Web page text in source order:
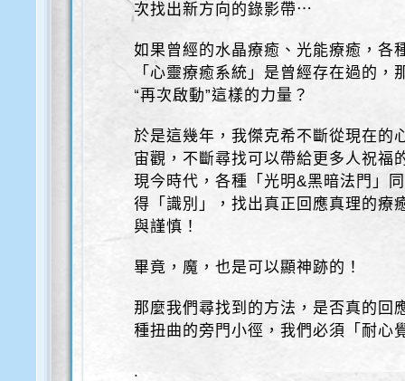
次找出新方向的錄影帶⋯
如果曾經的水晶療癒、光能療癒，各
「心靈療癒系統」是曾經存在過的
“再次啟動”這樣的力量？
於是這幾年，我傑克希不斷從現在的
宙觀，不斷尋找可以帶給更多人祝福
現今時代，各種「光明&黑暗法門」
得「識別」，找出真正回應真理的療
與謹慎！
畢竟，魔，也是可以顯神跡的！
那麼我們尋找到的方法，是否真的回
種扭曲的旁門小徑，我們必須「耐
.